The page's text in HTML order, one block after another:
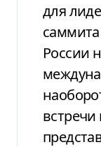
для
саммита
России
встречи